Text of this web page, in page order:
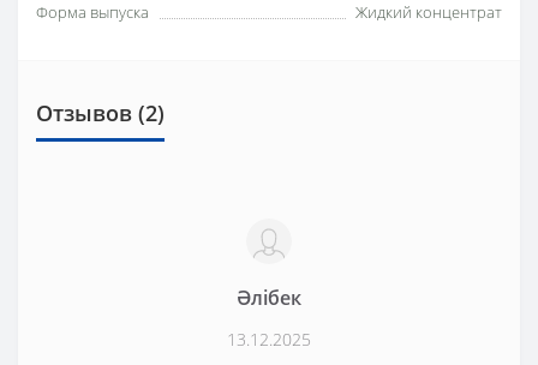
Форма выпуска
Жидкий концентрат
Отзывов (2)
Әлібек
13.12.2025